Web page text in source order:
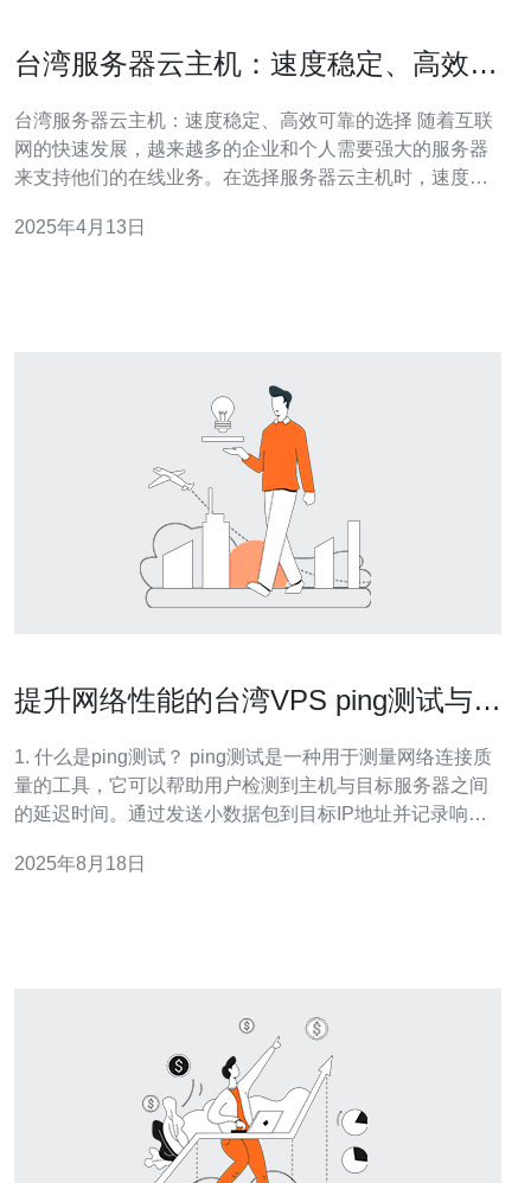
台湾服务器云主机：速度稳定、高效可
台湾服务器云主机：速度稳定、高效可靠的选择 随着互联
网的快速发展，越来越多的企业和个人需要强大的服务器
来支持他们的在线业务。在选择服务器云主机时，速度、
主机凭借其卓越的性能和可靠性，成为了许多用户的首
2025年4月13日
提升网络性能的台湾VPS ping测试与优
1. 什么是ping测试？ ping测试是一种用于测量网络连接质
量的工具，它可以帮助用户检测到主机与目标服务器之间
的延迟时间。通过发送小数据包到目标IP地址并记录响应
标。对于使用台湾VPS的用户来说，定期进行ping测试是
2025年8月18日